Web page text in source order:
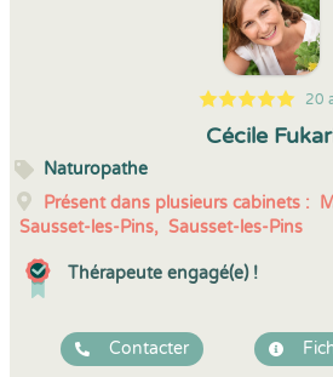
5
1
5
20 20
Cécile
Naturopathe
Présent dans plusieurs cabinets :
Sausset-les-Pins, Sausset-les-Pins
Thérapeute engagé(e) !
Contacter